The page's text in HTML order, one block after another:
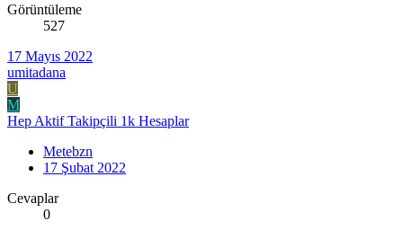
Görüntüleme
527
17 Mayıs 2022
umitadana
U
M
Hep Aktif Takipçili 1k Hesaplar
Metebzn
17 Şubat 2022
Cevaplar
0